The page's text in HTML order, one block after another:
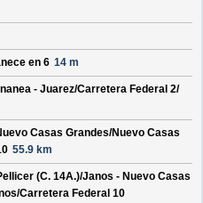
en 6 14 m
- Juarez/Carretera Federal 2/
Casas Grandes/Nuevo Casas
55.9 km
(C. 14A.)/Janos - Nuevo Casas
Carretera Federal 10